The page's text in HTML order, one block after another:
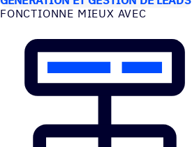
FONC­TIONNE MIEUX AVEC